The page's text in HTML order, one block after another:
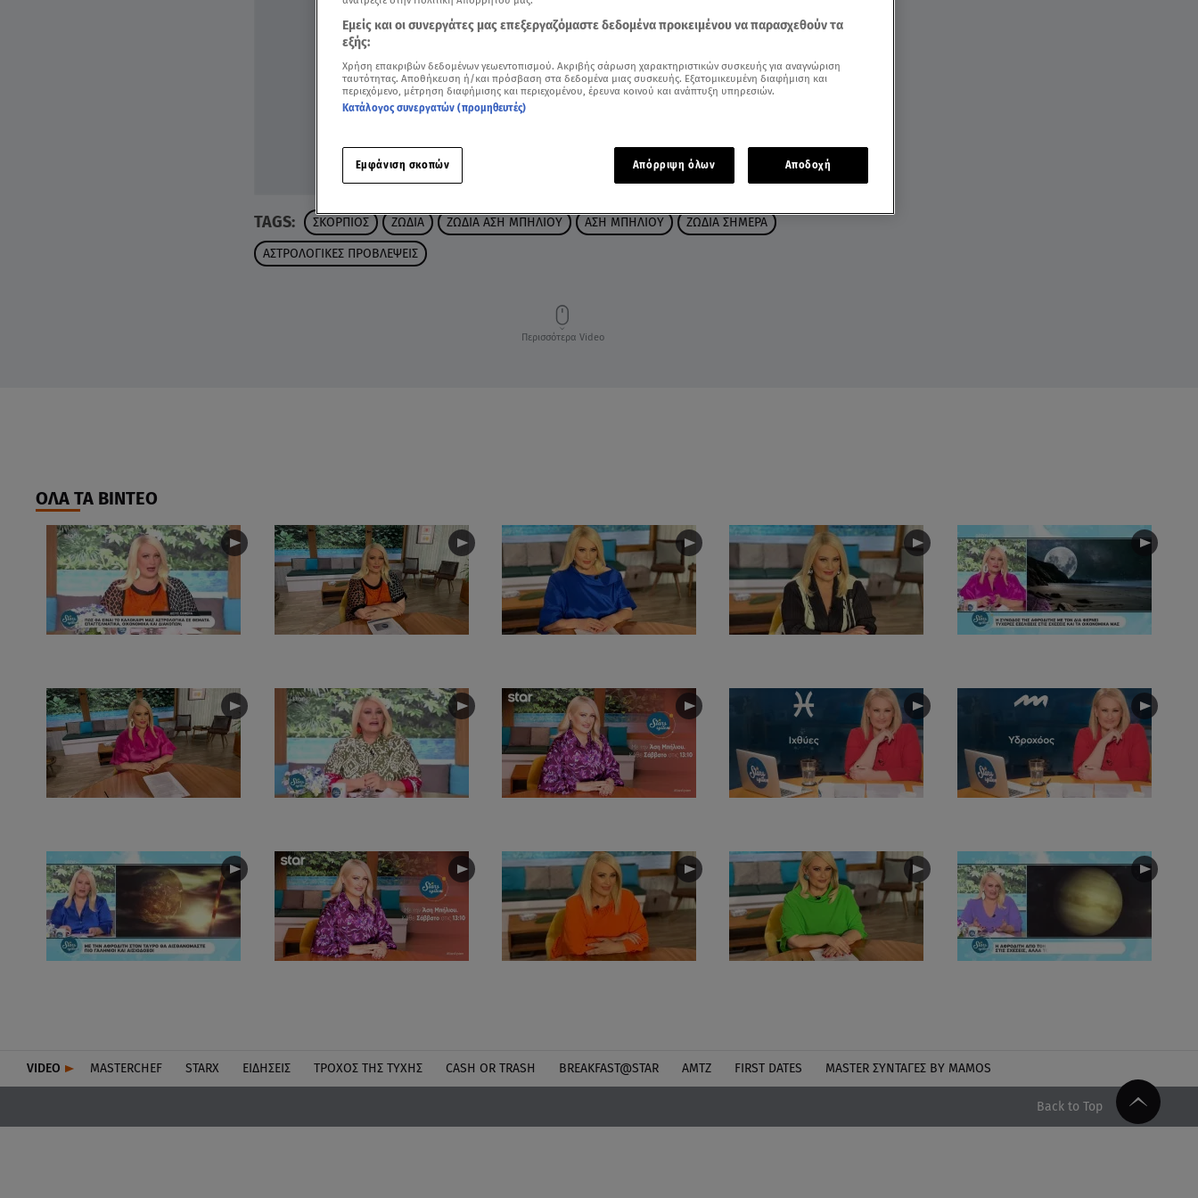
TAGS: ΣΚΟΡΠΙΟΣ ΖΩΔΙΑ ΖΩΔΙΑ ΑΣΗ ΜΠΗΛΙΟΥ ΑΣΗ ΜΠΗΛΙΟΥ ΖΩΔΙΑ ΣΗΜΕΡΑ
ΑΣΤΡΟΛΟΓΙΚΕΣ ΠΡΟΒΛΕΨΕΙΣ
Περισσότερα Video
ΟΛΑ ΤΑ ΒΙΝΤΕΟ
VIDEO MASTERCHEF STARX ΕΙΔΉΣΕΙΣ ΤΡΟΧΌΣ ΤΗΣ ΤΎΧΗΣ CASH OR TRASH BREAKFAST@STAR ΑΜΤΖ FIRST DATES MASTER ΣΥΝΤΑΓΈΣ BY MAMOS
Back to Top
Εμείς και οι συνεργάτες μας επεξεργαζόμαστε δεδομένα προκειμένου να παρασχεθούν τα
εξής:
Χρήση επακριβών δεδομένων γεωεντοπισμού. Ακριβής σάρωση χαρακτηριστικών συσκευής για αναγνώριση
ταυτότητας. Αποθήκευση ή/και πρόσβαση στα δεδομένα μιας συσκευής. Εξατομικευμένη διαφήμιση και
περιεχόμενο, μέτρηση διαφήμισης και περιεχομένου, έρευνα κοινού και ανάπτυξη υπηρεσιών.
Κατάλογος συνεργατών (προμηθευτές)
Εμφάνιση σκοπών Απόρριψη όλων Αποδοχή